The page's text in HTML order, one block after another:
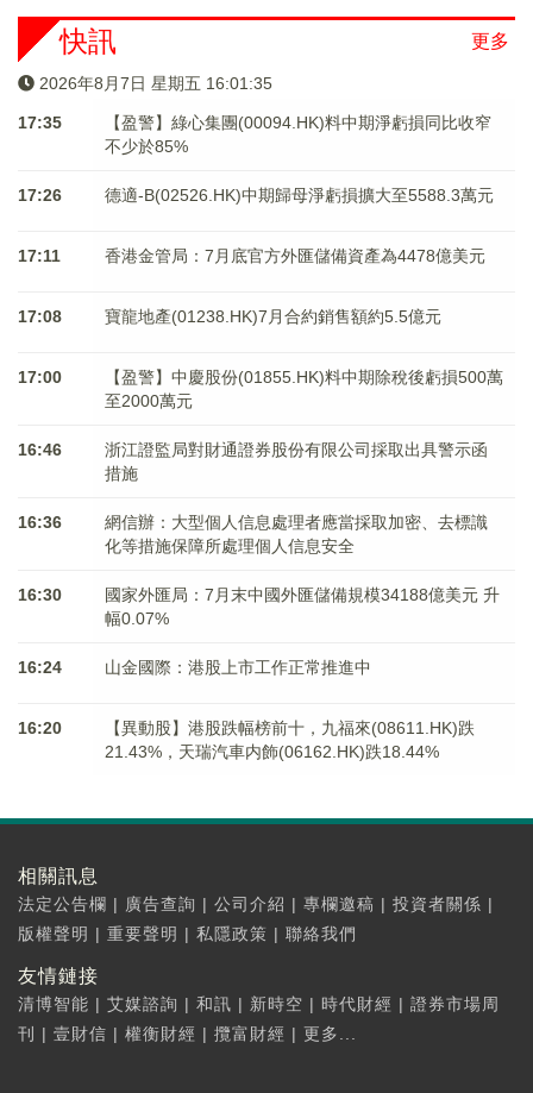
更多
快訊
2026年8月7日 星期五 16:01:35
17:35
【盈警】綠心集團(00094.HK)料中期淨虧損同比收窄
不少於85%
17:26 德適-B(02526.HK)中期歸母淨虧損擴大至5588.3萬元
17:11 香港金管局：7月底官方外匯儲備資產為4478億美元
17:08 寶龍地產(01238.HK)7月合約銷售額約5.5億元
17:00
【盈警】中慶股份(01855.HK)料中期除稅後虧損500萬
至2000萬元
16:46
浙江證監局對財通證券股份有限公司採取出具警示函
措施
16:36
網信辦：大型個人信息處理者應當採取加密、去標識
化等措施保障所處理個人信息安全
16:30
國家外匯局：7月末中國外匯儲備規模34188億美元 升
幅0.07%
16:24 山金國際：港股上市工作正常推進中
16:20
【異動股】港股跌幅榜前十，九福來(08611.HK)跌
21.43%，天瑞汽車内飾(06162.HK)跌18.44%
相關訊息
法定公告欄 | 廣告查詢 | 公司介紹 | 專欄邀稿 | 投資者關係 |
版權聲明 | 重要聲明 | 私隱政策 | 聯絡我們
友情鏈接
清博智能 | 艾媒諮詢 | 和訊 | 新時空 | 時代財經 | 證券市場周
刊
| 壹財信 | 權衡財經 | 攬富財經 | 更多...